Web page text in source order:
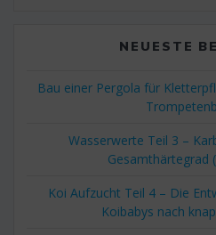
NEUESTE
Bau einer Pergola für
Wasserwerte Teil 3 –
Gesamthärtegrad
Koi Aufzucht Teil 4 – Die
Koibabys nach